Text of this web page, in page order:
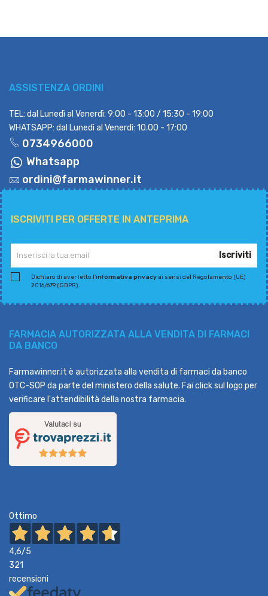
ASSISTENZA ORDINI
TEL: dal Lunedì al Venerdì: 9:00 - 13:00 / 15:30 - 19:00
WHATSAPP: dal Lunedì al Venerdì: 10.00 - 17:00
0734966000
Whatsapp
ordini@farmawinner.it
ISCRIVITI PER OFFERTE IN ANTEPRIMA
Iscriviti
Dichiaro di aver letto l'informativa privacyai sensi del Regolamento (UE)
2016/679 (GDPR).
FARMACIA AUTORIZZATA ALLA VENDITA DI FARMACI
DA BANCO
Farmawinner.it è autorizzata alla vendita di farmaci da banco
OTC-SOP da parte del ministero della salute. Fai click sul logo per
verificare l'attendibilità della nostra farmacia.
Ottimo
4,6/5
321
recensioni